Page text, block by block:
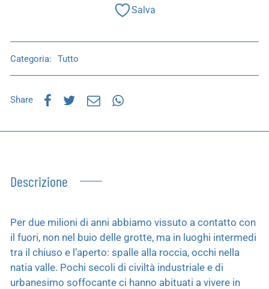
Salva
Categoria: Tutto
Share
Descrizione
Per due milioni di anni abbiamo vissuto a contatto con
il fuori, non nel buio delle grotte, ma in luoghi intermedi
tra il chiuso e l’aperto: spalle alla roccia, occhi nella
natia valle. Pochi secoli di civiltà industriale e di
urbanesimo soffocante ci hanno abituati a vivere in